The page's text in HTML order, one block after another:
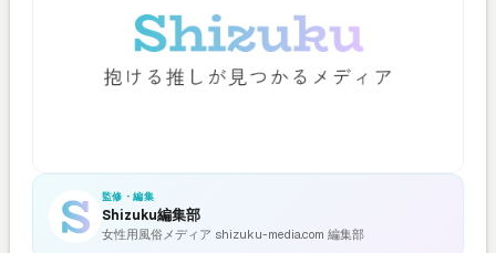
監修・編集
Shizuku編集部
女性用風俗メディア shizuku-media.com 編集部